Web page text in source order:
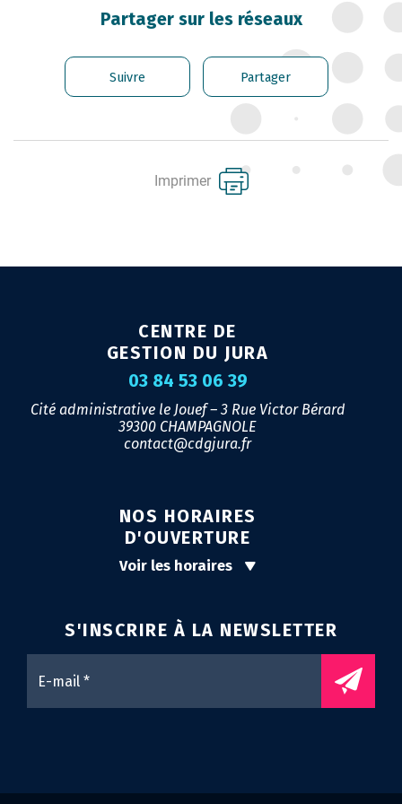
CARRIÈRE DES
GÉRER LES AGENTS
CONTRACTUELS
SANTÉ ET PRÉVENTION DES
RISQUES PROFESSIONNELS
LIENS UTILES
Partager sur les réseaux
Suivre Partager
Imprimer
CENTRE DE
GESTION DU JURA
03 84 53 06 39
Cité administrative le Jouef – 3 Rue Victor Bérard
39300 CHAMPAGNOLE
contact@cdgjura.fr
NOS HORAIRES
D'OUVERTURE
Voir les horaires
S'INSCRIRE À LA NEWSLETTER